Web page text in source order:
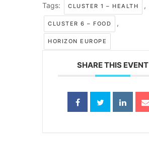
Tags: CLUSTER 1 – HEALTH ,
CLUSTER 6 – FOOD ,
HORIZON EUROPE
SHARE THIS EVENT